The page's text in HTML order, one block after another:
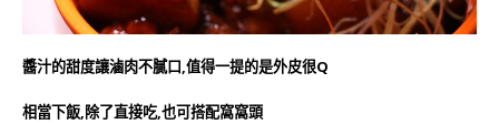
醬汁的甜度讓滷肉不膩口,值得一提的是外皮很Q
相當下飯,除了直接吃,也可搭配窩窩頭